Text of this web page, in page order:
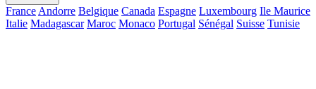
France Andorre Belgique Canada Espagne Luxembourg Ile Maurice
Italie Madagascar Maroc Monaco Portugal Sénégal Suisse Tunisie